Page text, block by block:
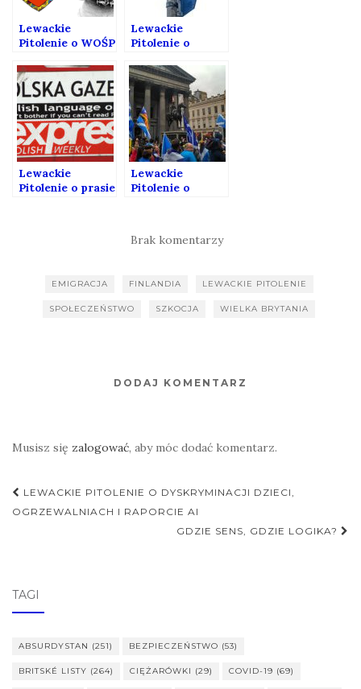
Lewackie
Pitolenie o WOŚP
Lewackie
Pitolenie o
Lewackie
Pitolenie o prasie
Lewackie
Pitolenie o
niepodległości.
Brak komentarzy
EMIGRACJA FINLANDIA LEWACKIE PITOLENIE
SPOŁECZEŃSTWO SZKOCJA WIELKA BRYTANIA
DODAJ KOMENTARZ
Musisz się zalogować, aby móc dodać komentarz.
Nawigacja
postu
LEWACKIE PITOLENIE O DYSKRYMINACJI DZIECI,
OGRZEWALNIACH I RAPORCIE AI
GDZIE SENS, GDZIE LOGIKA?
TAGI
ABSURDYSTAN (251) BEZPIECZEŃSTWO (53)
BRITSKÉ LISTY (264) CIĘŻARÓWKI (29) COVID-19 (69)